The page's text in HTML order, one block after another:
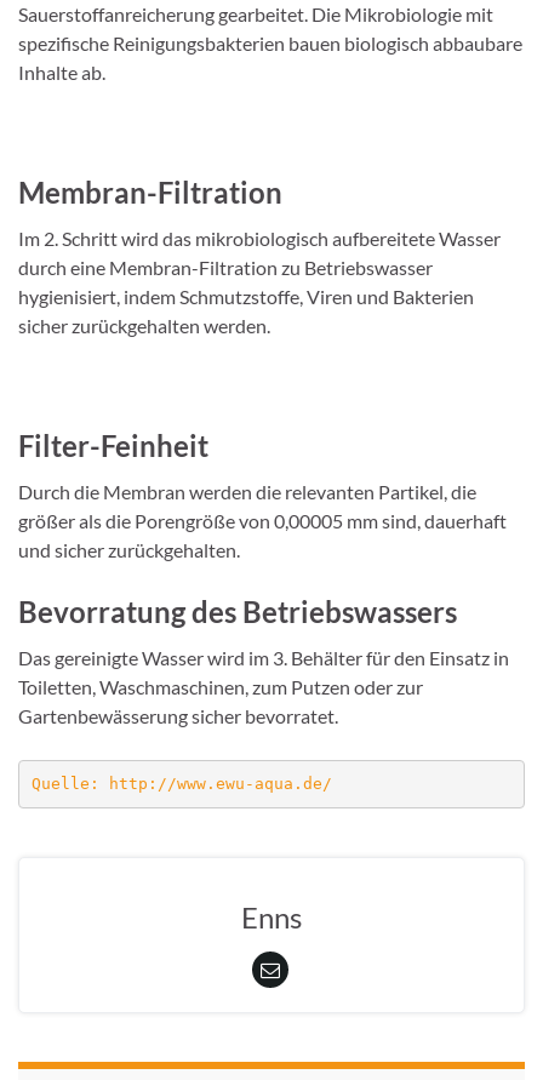
Sauerstoffanreicherung gearbeitet. Die Mikrobiologie mit
spezifische Reinigungsbakterien bauen biologisch abbaubare
Inhalte ab.
Membran-Filtration
Im 2. Schritt wird das mikrobiologisch aufbereitete Wasser
durch eine Membran-Filtration zu Betriebswasser
hygienisiert, indem Schmutzstoffe, Viren und Bakterien
sicher zurückgehalten werden.
Filter-Feinheit
Durch die Membran werden die relevanten Partikel, die
größer als die Porengröße von 0,00005 mm sind, dauerhaft
und sicher zurückgehalten.
Bevorratung des Betriebswassers
Das gereinigte Wasser wird im 3. Behälter für den Einsatz in
Toiletten, Waschmaschinen, zum Putzen oder zur
Gartenbewässerung sicher bevorratet.
Quelle: http://www.ewu-aqua.de/
Enns